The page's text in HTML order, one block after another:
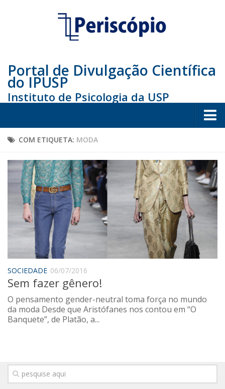
Portal de Divulgação Científica
do IPUSP
Instituto de Psicologia da USP
Home
Educação
Arte e Cultura
Saúde
Seções
Mural do IP
Perfil
Commentor
Lançamento
Gênero
Alfabetização
COM ETIQUETA: MODA
SOCIEDADE 06/07/2016
Sem fazer gênero!
O pensamento gender-neutral toma força no mundo
da moda Desde que Aristófanes nos contou em “O
Banquete”, de Platão, a...